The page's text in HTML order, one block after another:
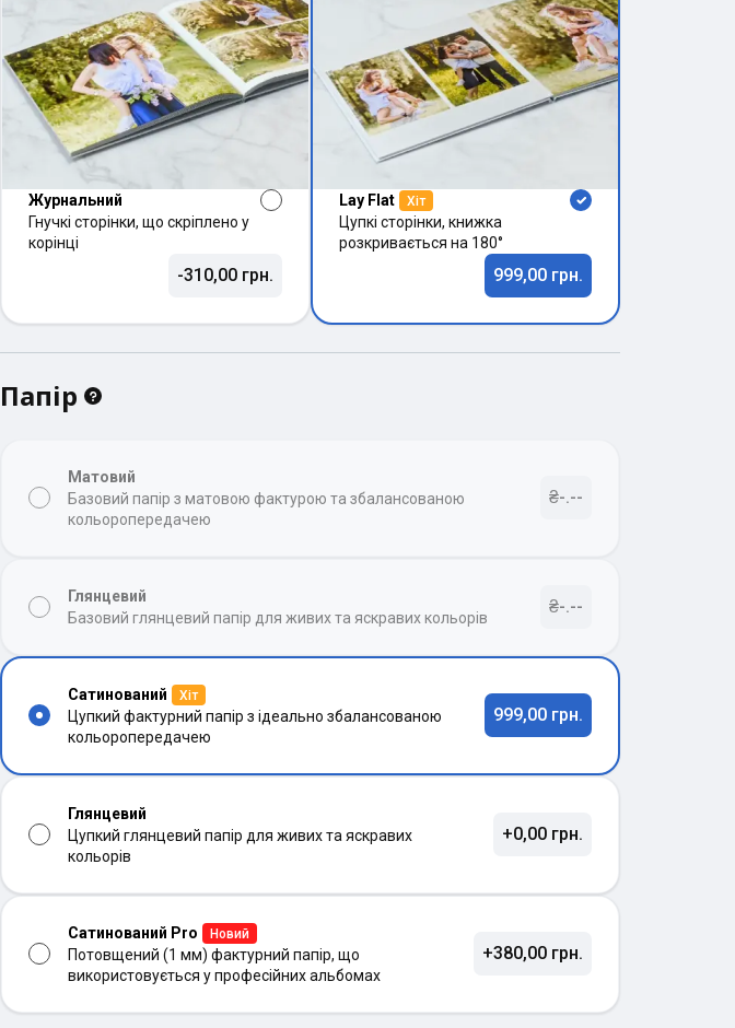
Журнальний
Гнучкі сторінки, що скріплено у
корінці
-310,00 грн.
Lay Flat Хіт
Цупкі сторінки, книжка
розкривається на 180°
999,00 грн.
Папір
Матовий
Базовий папір з матовою фактурою та збалансованою
кольоропередачею
₴-.--
Глянцевий
Базовий глянцевий папір для живих та яскравих кольорів
₴-.--
Сатинований Хіт
Цупкий фактурний папір з ідеально збалансованою
кольоропередачею
999,00 грн.
Глянцевий
Цупкий глянцевий папір для живих та яскравих
кольорів
+0,00 грн.
Сатинований Pro Новий
Потовщений (1 мм) фактурний папір, що
використовується у професійних альбомах
+380,00 грн.